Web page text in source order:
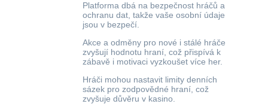
Platforma dbá na bezpečnost hráčů a
ochranu dat, takže vaše osobní údaje
jsou v bezpečí.
Akce a odměny pro nové i stálé hráče
zvyšují hodnotu hraní, což přispívá k
zábavě i motivaci vyzkoušet více her.
Hráči mohou nastavit limity denních
sázek pro zodpovědné hraní, což
zvyšuje důvěru v kasino.